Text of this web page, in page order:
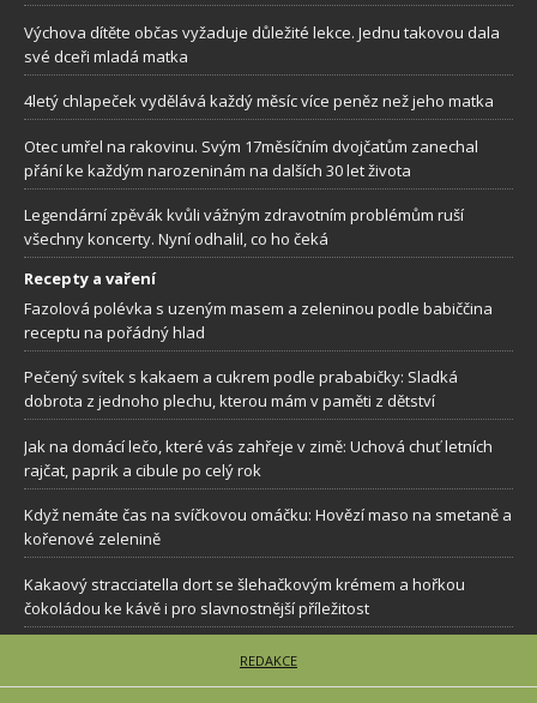
Výchova dítěte občas vyžaduje důležité lekce. Jednu takovou dala
své dceři mladá matka
4letý chlapeček vydělává každý měsíc více peněz než jeho matka
Otec umřel na rakovinu. Svým 17měsíčním dvojčatům zanechal
přání ke každým narozeninám na dalších 30 let života
Legendární zpěvák kvůli vážným zdravotním problémům ruší
všechny koncerty. Nyní odhalil, co ho čeká
Recepty a vaření
Fazolová polévka s uzeným masem a zeleninou podle babiččina
receptu na pořádný hlad
Pečený svítek s kakaem a cukrem podle prababičky: Sladká
dobrota z jednoho plechu, kterou mám v paměti z dětství
Jak na domácí lečo, které vás zahřeje v zimě: Uchová chuť letních
rajčat, paprik a cibule po celý rok
Když nemáte čas na svíčkovou omáčku: Hovězí maso na smetaně a
kořenové zelenině
Kakaový stracciatella dort se šlehačkovým krémem a hořkou
čokoládou ke kávě i pro slavnostnější příležitost
REDAKCE